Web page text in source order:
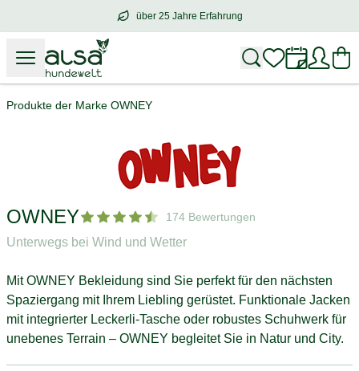
über 25 Jahre Erfahrung
über25 Jahre Erfahrung
Produkte der Marke OWNEY
OWNEY 174 Bewertungen
Unterwegs bei Wind und Wetter
Mit OWNEY Bekleidung sind Sie perfekt für den nächsten
Spaziergang mit Ihrem Liebling gerüstet. Funktionale Jacken
mit integrierter Leckerli-Tasche oder robustes Schuhwerk für
unebenes Terrain – OWNEY begleitet Sie in Natur und City.